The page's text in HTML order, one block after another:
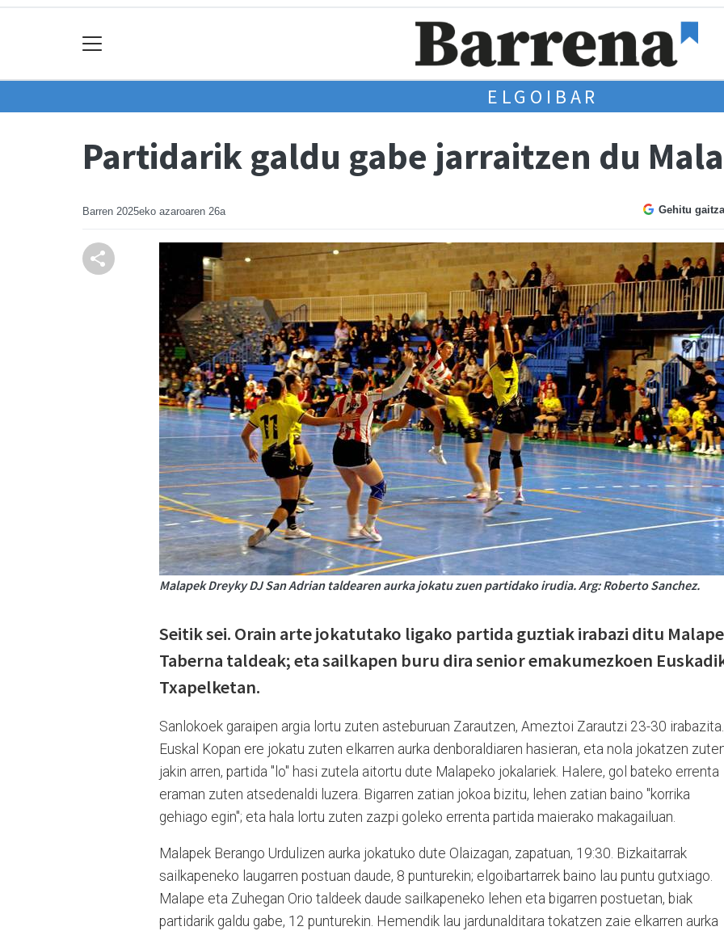
ELGOIBAR
Partidarik galdu gabe jarraitzen du
Barren 2025eko azaroaren 26a Gehitu
Malapek Dreyky DJ San Adrian taldearen aurka jokatu zuen partidako irudia. Arg: Roberto Sanchez.
Seitik sei. Orain arte jokatutako ligako partida guztiak irabazi ditu Malape
Taberna taldeak; eta sailkapen buru dira senior emakumezkoen
Txapelketan.
Sanlokoek garaipen argia lortu zuten asteburuan Zarautzen, Ameztoi Zarautzi 23-30 irabazita.
Euskal Kopan ere jokatu zuten elkarren aurka denboraldiaren hasieran, eta nola jokatzen
jakin arren, partida "lo" hasi zutela aitortu dute Malapeko jokalariek. Halere, gol bateko errenta
eraman zuten atsedenaldi luzera. Bigarren zatian jokoa bizitu, lehen zatian baino "korrika
gehiago egin"; eta hala lortu zuten zazpi goleko errenta partida maierako makagailuan.
Malapek Berango Urdulizen aurka jokatuko dute Olaizagan, zapatuan, 19:30. Bizkaitarrak
sailkapeneko laugarren postuan daude, 8 punturekin; elgoibartarrek baino lau puntu gutxiago.
Malape eta Zuhegan Orio taldeek daude sailkapeneko lehen eta bigarren postuetan, biak
partidarik galdu gabe, 12 punturekin. Hemendik lau jardunalditara tokatzen zaie elkarren aurka